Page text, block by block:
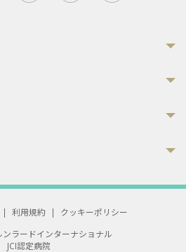
| 利用規約 |
クッキーポリシー
ラードインターナショナル
JCI認定病院